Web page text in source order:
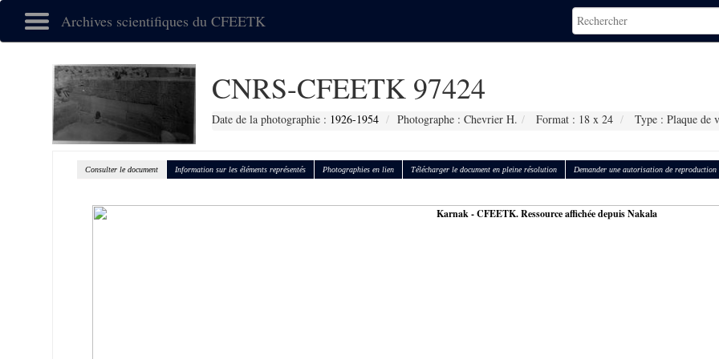
Archives scientifiques du CFEETK
CNRS-CFEETK 97424
Date de la photographie : 1926-1954 Photographe : Chevrier H. Format : 18 x 24 Type : Plaque de
Consulter le document Information sur les éléments représentés Photographies en lien Télécharger le document en pleine résolution Demander une autorisation de reproduction